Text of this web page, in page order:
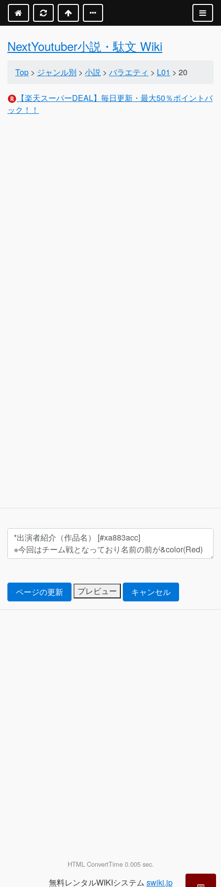
NextYoutuber小説・駄文 Wiki
Top > ジャンル別 > 小説 > バラエティ > L01 > 20
【楽天スーパーDEAL】毎日更新・最大50％ポイントバ
ック！！
HTML ConvertTime 0.005 sec.
無料レンタルWIKIシステム swiki.jp